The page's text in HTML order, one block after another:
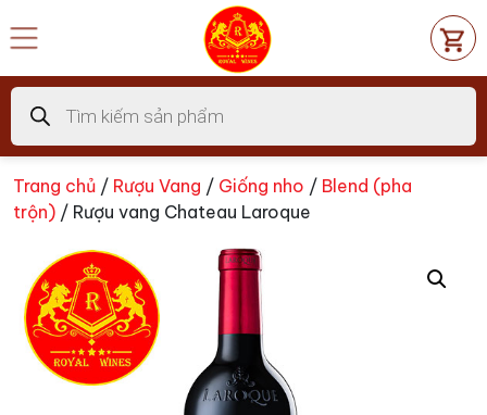
đến
dung
Tìm
kiếm
sản
phẩm
Trang chủ / Rượu Vang / Giống nho / Blend (pha
trộn) / Rượu vang Chateau Laroque